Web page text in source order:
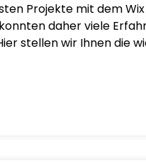
Projekte mit dem Wix
daher viele
stellen wir Ihnen die